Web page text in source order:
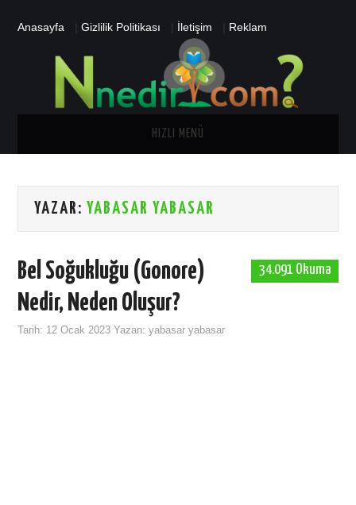
Anasayfa |Gizlilik Politikası İletişim Reklam
HIZLI MENÜ
SAĞLIK
TARIH
ASTROLOJI
YAZAR:YABASAR YABASAR
34.091 Okuma
Bel Soğukluğu (Gonore)
Nedir, Neden Oluşur?
Tarih: 12 Ocak 2023 Yazan:yabasar yabasar